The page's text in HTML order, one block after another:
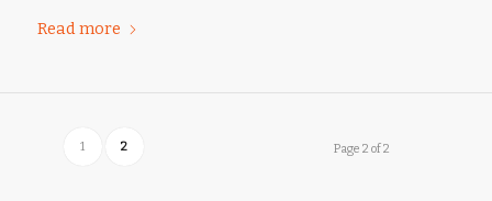
Read more
Page 2 of 2
1 2